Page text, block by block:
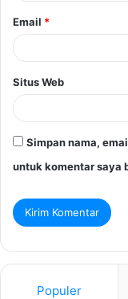
Email *
Situs Web
Simpan nama,
untuk komentar saya
Populer